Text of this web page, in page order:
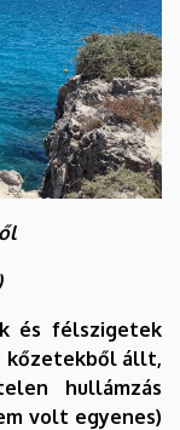
félszigetek
kőzetekből állt,
hullámzás
volt egyenes)